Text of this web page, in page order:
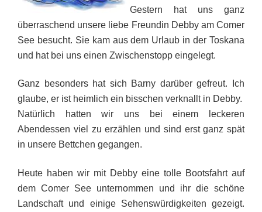
Gestern hat uns ganz
überraschend unsere liebe Freundin Debby am Comer
See besucht. Sie kam aus dem Urlaub in der Toskana
und hat bei uns einen Zwischenstopp eingelegt.
Ganz besonders hat sich Barny darüber gefreut. Ich
glaube, er ist heimlich ein bisschen verknallt in Debby.
Natürlich hatten wir uns bei einem leckeren
Abendessen viel zu erzählen und sind erst ganz spät
in unsere Bettchen gegangen.
Heute haben wir mit Debby eine tolle Bootsfahrt auf
dem Comer See unternommen und ihr die schöne
Landschaft und einige Sehenswürdigkeiten gezeigt.